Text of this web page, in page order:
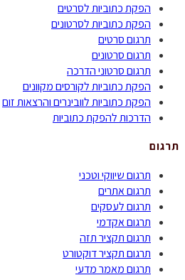
הפקת כתוביות לסרטים
הפקת כתוביות לסרטונים
תרגום סרטים
תרגום סרטונים
תרגום סרטוני הדרכה
הפקת כתוביות לקורסים מקוונים
הפקת כתוביות לוובינרים והרצאות זום
הדרכות להפקת כתוביות
תרגום
תרגום שיווקי וטכני
תרגום אתרים
תרגום לעסקים
תרגום אקדמי
תרגום תקציר תזה
תרגום תקציר דוקטורט
תרגום מאמר מדעי